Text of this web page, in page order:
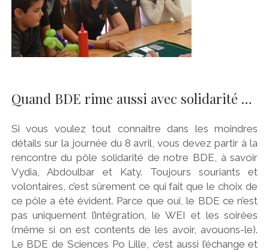
Quand BDE rime aussi avec solidarité …
Si vous voulez tout connaitre dans les moindres
détails sur la journée du 8 avril, vous devez partir à la
rencontre du pôle solidarité de notre BDE, à savoir
Vydia, Abdoulbar et Katy. Toujours souriants et
volontaires, c’est sûrement ce qui fait que le choix de
ce pôle a été évident. Parce que oui, le BDE ce n’est
pas uniquement l’intégration, le WEI et les soirées
(même si on est contents de les avoir, avouons-le).
Le BDE de Sciences Po Lille, c’est aussi l’échange et